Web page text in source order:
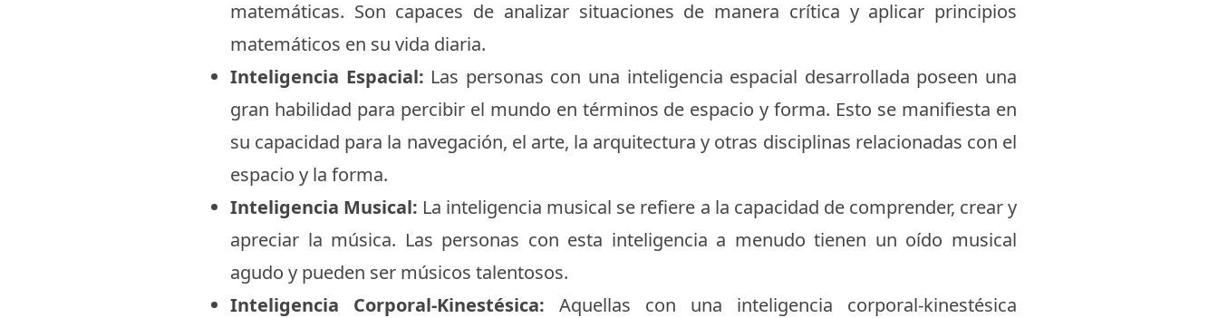
matemáticas. Son capaces de analizar situaciones de manera crítica y aplicar principios
matemáticos en su vida diaria.
Inteligencia Espacial: Las personas con una inteligencia espacial desarrollada poseen una
gran habilidad para percibir el mundo en términos de espacio y forma. Esto se manifiesta en
su capacidad para la navegación, el arte, la arquitectura y otras disciplinas relacionadas con el
espacio y la forma.
Inteligencia Musical: La inteligencia musical se refiere a la capacidad de comprender, crear y
apreciar la música. Las personas con esta inteligencia a menudo tienen un oído musical
agudo y pueden ser músicos talentosos.
Inteligencia Corporal-Kinestésica: Aquellas con una inteligencia corporal-kinestésica